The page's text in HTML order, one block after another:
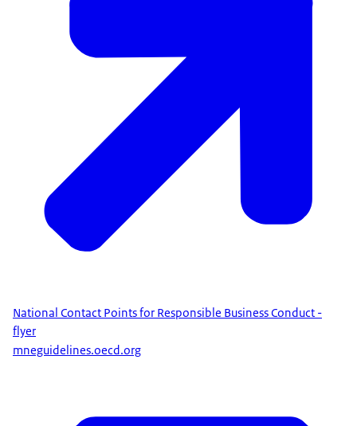
National Contact Points for Responsible Business Conduct -
flyer
mneguidelines.oecd.org